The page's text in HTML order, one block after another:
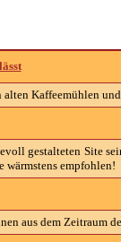
Kaffeemühlen
gestalteten Site
wärmstens empfohlen!
aus dem Zeitraum